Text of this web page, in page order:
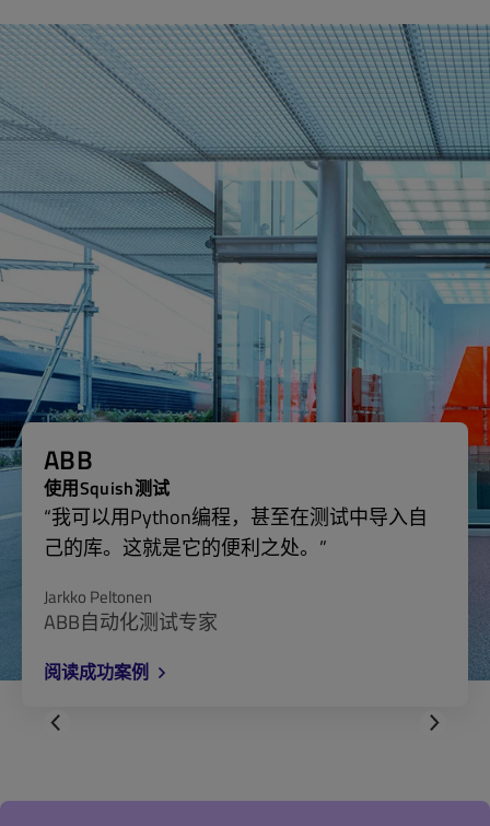
ABB
使用Squish测试
“我可以用Python编程，甚至在测试中导入自
己的库。这就是它的便利之处。”
Jarkko Peltonen
ABB自动化测试专家
阅读成功案例